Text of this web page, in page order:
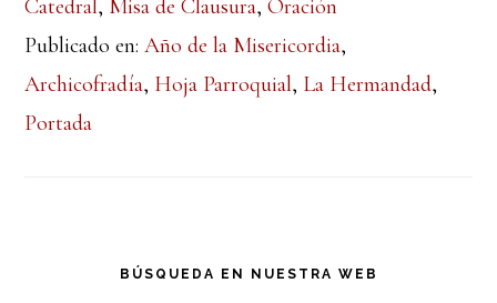
Catedral, Misa de Clausura,Oración
Publicado en:Año de la Misericordia,
Archicofradía, Hoja Parroquial, La Hermandad,
Portada
BarraBÚSQUEDA EN NUESTRA WEB